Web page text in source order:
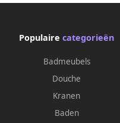
Populaire categorieën
Badmeubels
Douche
Kranen
Baden